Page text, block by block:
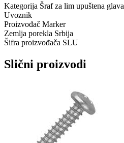
Kategorija Šraf za lim upuštena glava
Uvoznik
Proizvođač Marker
Zemlja porekla Srbija
Šifra proizvođača SLU
Slični proizvodi